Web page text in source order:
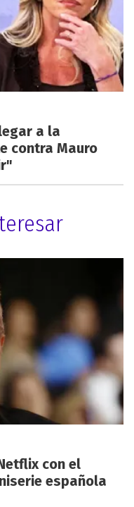
a la
contra Mauro
con el
española